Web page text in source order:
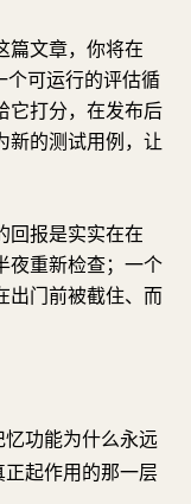
篇文章，你将在
可运行的评估循
它打分，在发布后
新的测试用例，让
回报是实实在在
夜重新检查；一个
出门前被截住、而
功能为什么永远
起作用的那一层